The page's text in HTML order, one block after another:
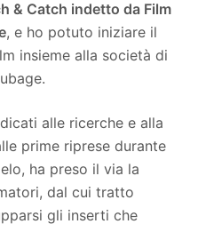
& Catch indetto da Film
, e ho potuto iniziare il
insieme alla società di
alle ricerche e alla
prime riprese durante
ha preso il via la
dal cui tratto
gli inserti che